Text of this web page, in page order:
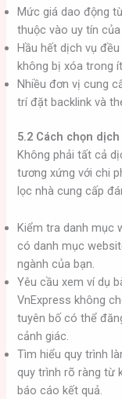
Mức giá dao động
thuộc vào uy tín
Hầu hết dịch vụ
không bị xóa trong
Nhiều đơn vị cung
trí đặt backlink và
5.2 Cách chọn
Không phải tất cả
tương xứng với chi
lọc nhà cung cấp
Kiểm tra danh mục
có danh mục
ngành của bạn.
Yêu cầu xem ví dụ
VnExpress không
tuyên bố có thể
cảnh giác.
Tìm hiểu quy trình
quy trình rõ ràng từ
báo cáo kết quả.